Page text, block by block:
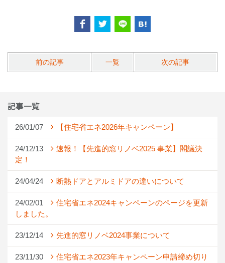
前の記事 一覧 次の記事
記事一覧
26/01/07 【住宅省エネ2026年キャンペーン】
24/12/13
速報！【先進的窓リノベ2025 事業】閣議決
定！
24/04/24 断熱ドアとアルミドアの違いについて
24/02/01
住宅省エネ2024キャンペーンのページを更新
しました。
23/12/14 先進的窓リノベ2024事業について
23/11/30
住宅省エネ2023年キャンペーン申請締め切り